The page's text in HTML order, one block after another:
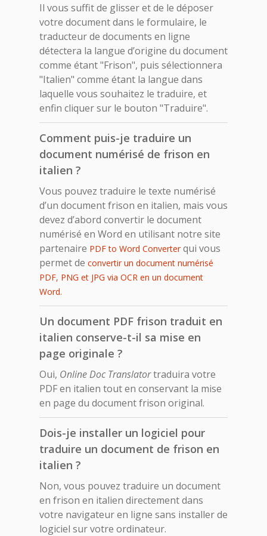
Il vous suffit de glisser et de le déposer
votre document dans le formulaire, le
traducteur de documents en ligne
détectera la langue d’origine du document
comme étant "Frison", puis sélectionnera
"Italien" comme étant la langue dans
laquelle vous souhaitez le traduire, et
enfin cliquer sur le bouton "Traduire".
Comment puis-je traduire un
document numérisé de frison en
italien ?
Vous pouvez traduire le texte numérisé
d’un document frison en italien, mais vous
devez d’abord convertir le document
numérisé en Word en utilisant notre site
partenaire PDF to Word Converterqui vous
permet de convertir un document numérisé
PDF, PNG et JPG via OCR en un document
Word.
Un document PDF frison traduit en
italien conserve-t-il sa mise en
page originale ?
Oui, Online Doc Translatortraduira votre
PDF en italien tout en conservant la mise
en page du document frison original.
Dois-je installer un logiciel pour
traduire un document de frison en
italien ?
Non, vous pouvez traduire un document
en frison en italien directement dans
votre navigateur en ligne sans installer de
logiciel sur votre ordinateur.